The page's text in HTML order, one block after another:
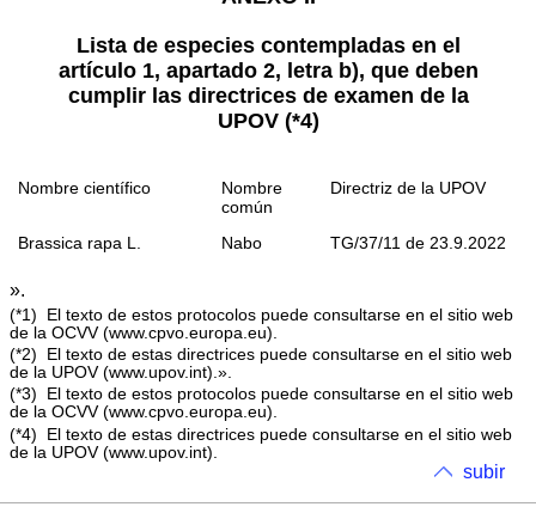
Lista de especies contempladas en el
artículo 1, apartado 2, letra b), que deben
cumplir las directrices de examen de la
UPOV(*4)
Nombre científico
Nombre
común
Directriz de la UPOV
Brassica rapa L. Nabo TG/37/11 de 23.9.2022
».
(*1 ) El texto de estos protocolos puede consultarse en el sitio web
de la OCVV (www.cpvo.europa.eu).
(*2) El texto de estas directrices puede consultarse en el sitio web
de la UPOV (www.upov.int).».
(*3) El texto de estos protocolos puede consultarse en el sitio web
de la OCVV (www.cpvo.europa.eu).
(*4) El texto de estas directrices puede consultarse en el sitio web
de la UPOV (www.upov.int).
subir